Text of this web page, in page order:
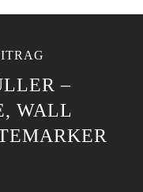
–
WALL S
W